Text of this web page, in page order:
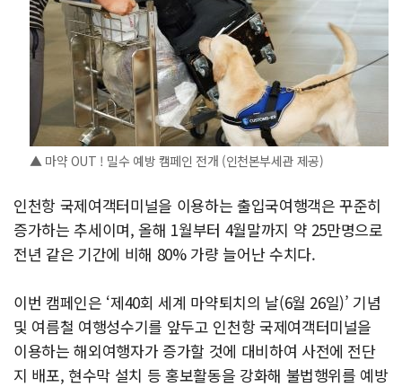
▲ 마약 OUT ! 밀수 예방 캠페인 전개 (인천본부세관 제공)
인천항 국제여객터미널을 이용하는 출입국여행객은 꾸준히
증가하는 추세이며, 올해 1월부터 4월말까지 약 25만명으로
전년 같은 기간에 비해 80% 가량 늘어난 수치다.
이번 캠페인은 ‘제40회 세계 마약퇴치의 날(6월 26일)’ 기념
및 여름철 여행성수기를 앞두고 인천항 국제여객터미널을
이용하는 해외여행자가 증가할 것에 대비하여 사전에 전단
지 배포, 현수막 설치 등 홍보활동을 강화해 불법행위를 예방